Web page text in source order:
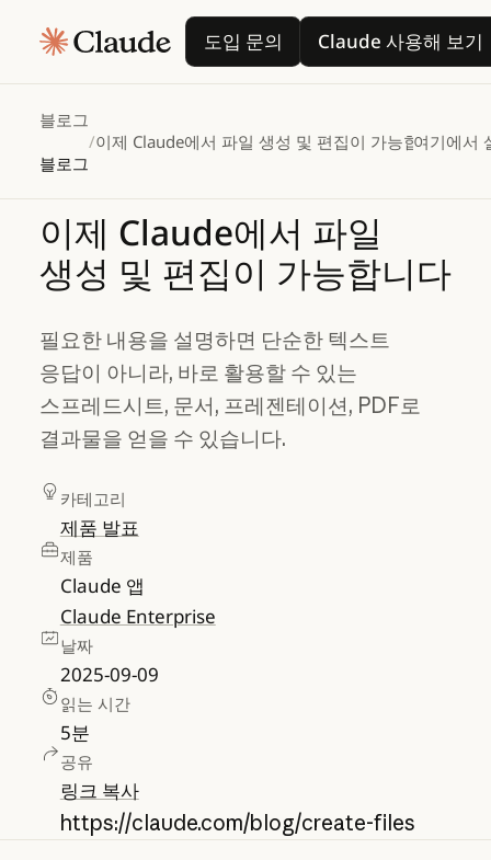
도입 문의
도입 문의
Claude 사용해 보기
블로그
블로그
/이제 Claude에서 파일 생성 및 편집이 가능합니다
여기에서
이제 Claude에서 파일
생성 및 편집이 가능합니다
필요한 내용을 설명하면 단순한 텍스트
응답이 아니라, 바로 활용할 수 있는
스프레드시트, 문서, 프레젠테이션, PDF로
결과물을 얻을 수 있습니다.
카테고리
제품 발표
제품
Claude 앱
Claude Enterprise
날짜
2025-09-09
읽는 시간
5분
공유
링크 복사
https://claude.com/blog/create-files